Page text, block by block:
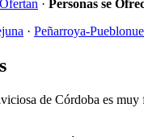
· Personas se
· Peñarroya-
de Córdoba es